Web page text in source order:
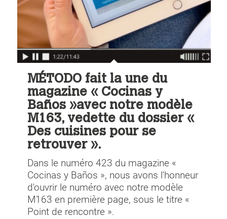
MÉTODO fait la une du
magazine « Cocinas y
Baños »avec notre modèle
M163, vedette du dossier «
Des cuisines pour se
retrouver ».
Dans le numéro 423 du magazine «
Cocinas y Baños », nous avons l'honneur
d'ouvrir le numéro avec notre modèle
M163 en première page, sous le titre «
Point de rencontre ».